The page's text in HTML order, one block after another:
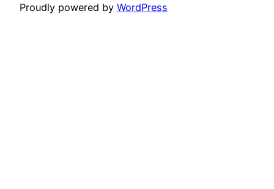
Proudly powered by WordPress